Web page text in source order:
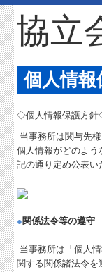
お知らせ
事務所紹介
交通案内
業務案内
リンク集
お問合せ
関与先向け融資商
協立
個人情報
◇個人情報保護方
当事務所は関与先
個人情報がどのよう
記の通り定め公表い
● 関係法令等の遵守
当事務所は「個人
関する関係諸法令を